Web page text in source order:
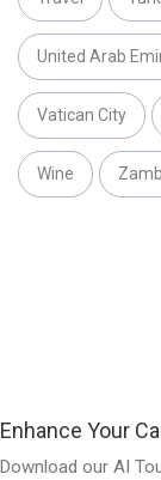
United Arab
Vatican City
Wine
Enhance Your
Download our AI